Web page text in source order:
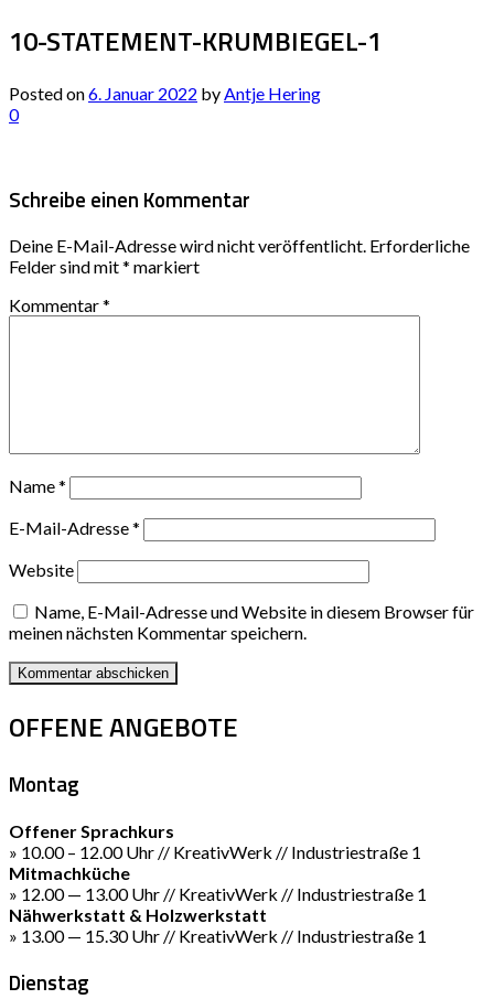
10-STATEMENT-KRUMBIEGEL-1
Posted on6. Januar 2022 byAntje Hering
0
Schreibe einen Kommentar
Deine E-Mail-Adresse wird nicht veröffentlicht. Erforderliche
Felder sind mit* markiert
Kommentar*
Name*
E-Mail-Adresse*
Website
Name, E-Mail-Adresse und Website in diesem Browser für
meinen nächsten Kommentar speichern.
OFFENE ANGEBOTE
Montag
Offener Sprachkurs
» 10.00 – 12.00 Uhr // KreativWerk // Industriestraße 1
Mitmachküche
» 12.00 — 13.00 Uhr // KreativWerk // Industriestraße 1
Nähwerkstatt & Holzwerkstatt
» 13.00 — 15.30 Uhr // KreativWerk // Industriestraße 1
Dienstag